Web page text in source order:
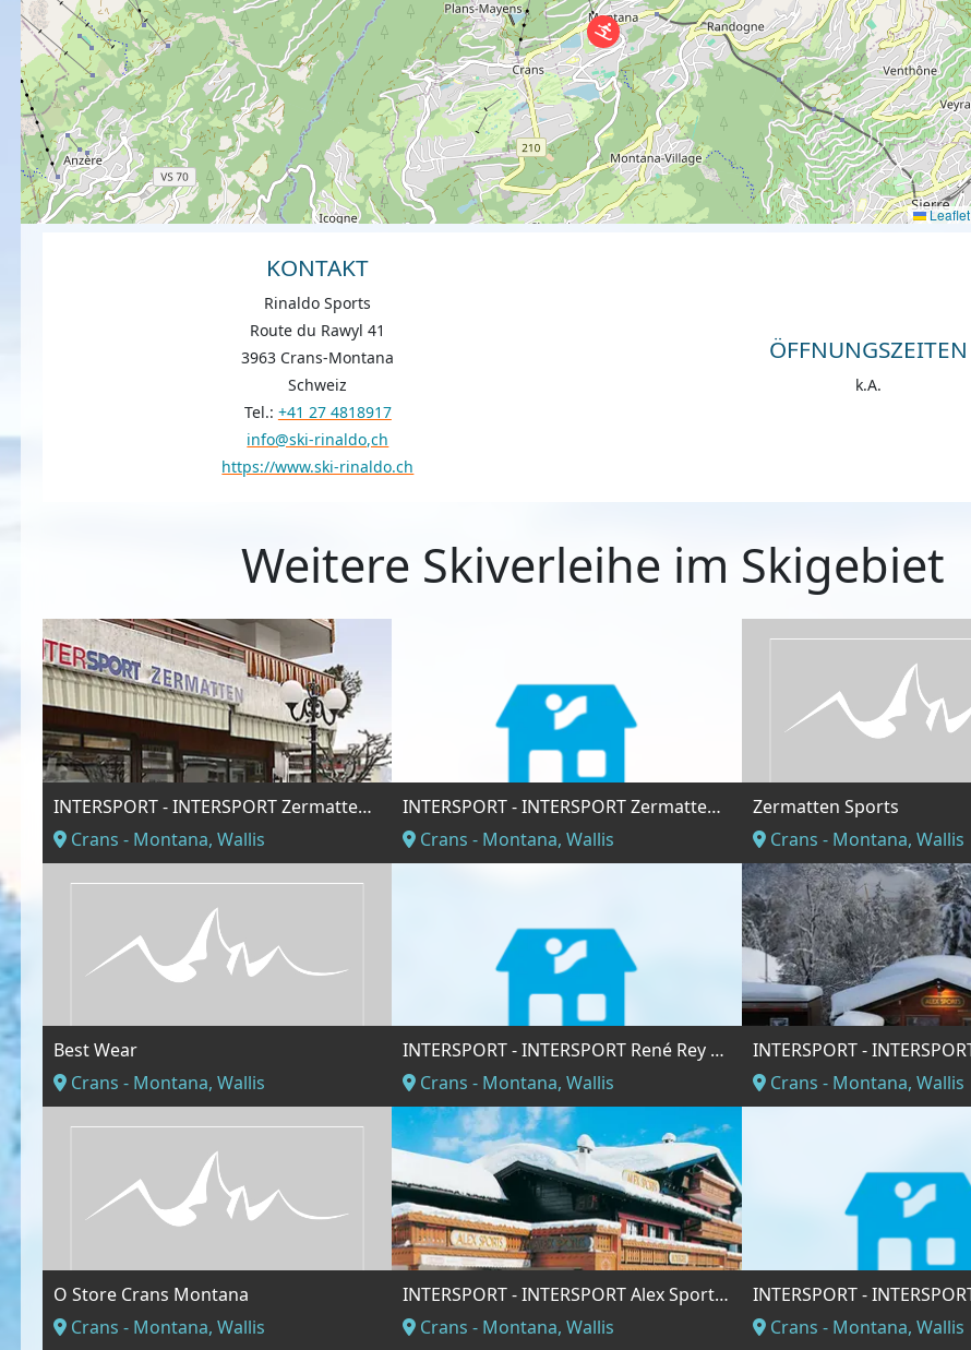
Leaflet
KONTAKT
Rinaldo Sports
Route du Rawyl 41
3963 Crans-Montana
Schweiz
Tel.: +41 27 4818917
info@ski-rinaldo,ch
https://www.ski-rinaldo.ch
ÖFFNUNGSZEITEN
k.A.
Weitere Skiverleihe im Skigebiet
INTERSPORT - INTERSPORT Zermatten Sports Crans-Montana
Crans - Montana, Wallis
INTERSPORT - INTERSPORT Zermatten Sports Ski Service Le Signal
Crans - Montana, Wallis
Zermatten Sports
Crans - Montana, Wallis
Best Wear
Crans - Montana, Wallis
INTERSPORT - INTERSPORT René Rey Ski Service Station Cry-d'Er
Crans - Montana, Wallis
Crans - Montana, Wallis
O Store Crans Montana
Crans - Montana, Wallis
INTERSPORT - INTERSPORT Alex Sports Crans-Montana
Crans - Montana, Wallis
Crans - Montana, Wallis